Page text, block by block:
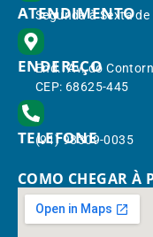
ATENDIMENTO
Segunda à Sexta
ENDEREÇO
End.: Av. do
CEP: 68625-445
TELEFONE
(91) 98309-0035
COMO CHEGAR À